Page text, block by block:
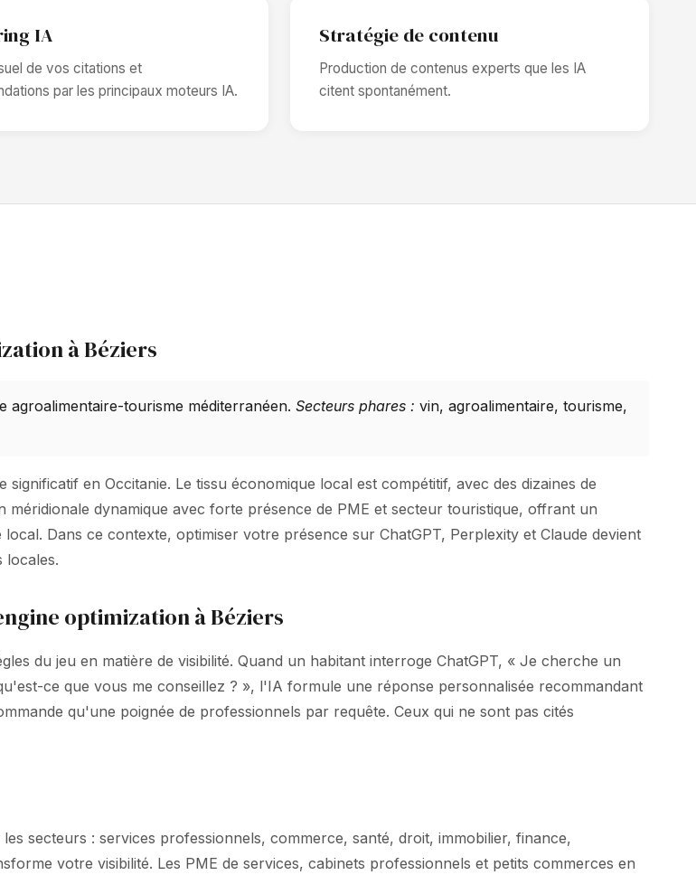
IA
de vos citations et
par les principaux moteurs IA.
Stratégie de contenu
Production de contenus experts que les IA
citent spontanément.
à Béziers
agroalimentaire-tourisme méditerranéen. Secteurs phares : vin, agroalimentaire, tourisme,
en Occitanie. Le tissu économique local est compétitif, avec des dizaines de
méridionale dynamique avec forte présence de PME et secteur touristique, offrant un
Dans ce contexte, optimiser votre présence sur ChatGPT, Perplexity et Claude devient
locales.
optimization à Béziers
du jeu en matière de visibilité. Quand un habitant interroge ChatGPT, « Je cherche un
ce que vous me conseillez ? », l'IA formule une réponse personnalisée recommandant
qu'une poignée de professionnels par requête. Ceux qui ne sont pas cités
secteurs : services professionnels, commerce, santé, droit, immobilier, finance,
votre visibilité. Les PME de services, cabinets professionnels et petits commerces en